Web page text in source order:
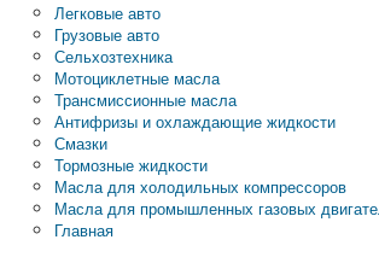
Легковые авто
Грузовые авто
Сельхозтехника
Мотоциклетные масла
Трансмиссионные масла
Антифризы и охлаждающие жидкости
Смазки
Тормозные жидкости
Масла для холодильных компрессоров
Масла для промышленных газовых
Главная